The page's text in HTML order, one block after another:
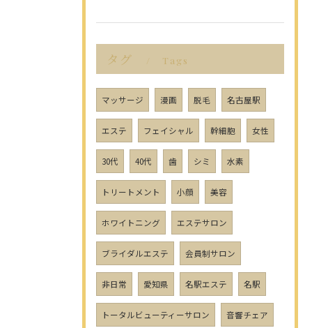
タグ Tags
マッサージ 漫画 脱毛 名古屋駅
エステ フェイシャル 幹細胞 女性
30代 40代 歯 シミ 水素
トリートメント 小顔 美容
ホワイトニング エステサロン
ブライダルエステ 会員制サロン
非日常 愛知県 名駅エステ 名駅
トータルビューティーサロン 音響チェア